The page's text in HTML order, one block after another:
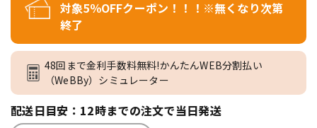
対象5％OFFクーポン！！！※無くなり次第
終了
48回まで金利手数料無料!かんたんWEB分割払い
（WeBBy）シミュレーター
配送日目安：12時までの注文で当日発送